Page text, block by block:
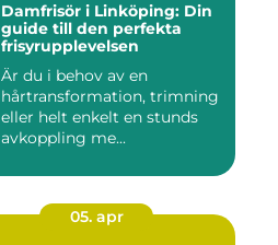
Damfrisör i Linköping: Din
guide till den perfekta
frisyrupplevelsen
Är du i behov av en
hårtransformation, trimning
eller helt enkelt en stunds
avkoppling me...
05. apr